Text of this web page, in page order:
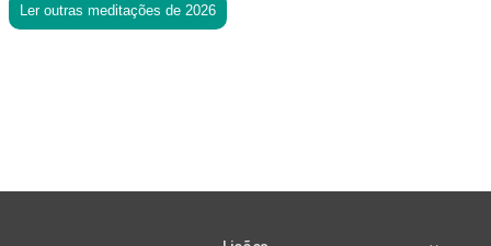
Ler outras meditações de 2026